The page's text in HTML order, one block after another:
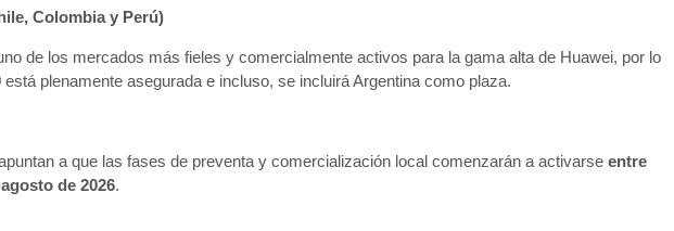
Colombia y Perú)
de los mercados más fieles y comercialmente activos para la gama alta de Huawei, por lo
plenamente asegurada e incluso, se incluirá Argentina como plaza.
a que las fases de preventa y comercialización local comenzarán a activarse entre
de 2026.